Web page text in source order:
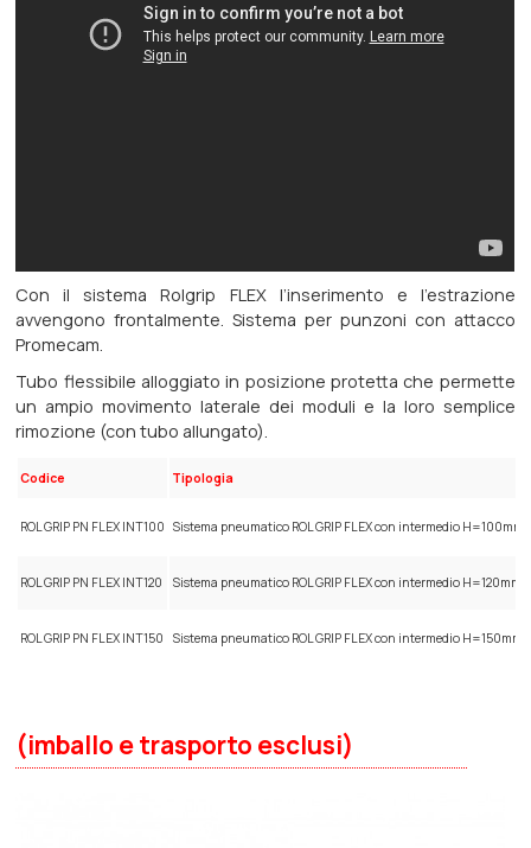
Con il sistema Rolgrip FLEX l’inserimento e l’estrazione
avvengono frontalmente. Sistema per punzoni con attacco
Promecam.
Tubo flessibile alloggiato in posizione protetta che permette
un ampio movimento laterale dei moduli e la loro semplice
rimozione (con tubo allungato).
Codice Tipologia
ROL GRIP PN FLEX INT100 Sistema pneumatico ROL GRIP FLEX con intermedio H=100mm
ROL GRIP PN FLEX INT120 Sistema pneumatico ROL GRIP FLEX con intermedio H=120mm
ROL GRIP PN FLEX INT150 Sistema pneumatico ROL GRIP FLEX con intermedio H=150mm
(imballo e trasporto esclusi)